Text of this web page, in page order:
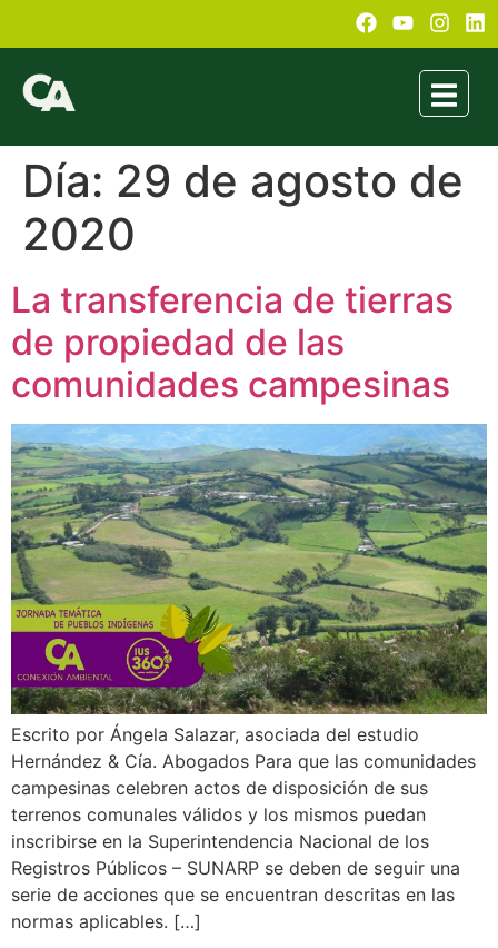
Día: 29 de agosto de
2020
La transferencia de tierras
de propiedad de las
comunidades campesinas
Escrito por Ángela Salazar, asociada del estudio
Hernández & Cía. Abogados Para que las comunidades
campesinas celebren actos de disposición de sus
terrenos comunales válidos y los mismos puedan
inscribirse en la Superintendencia Nacional de los
Registros Públicos – SUNARP se deben de seguir una
serie de acciones que se encuentran descritas en las
normas aplicables. […]